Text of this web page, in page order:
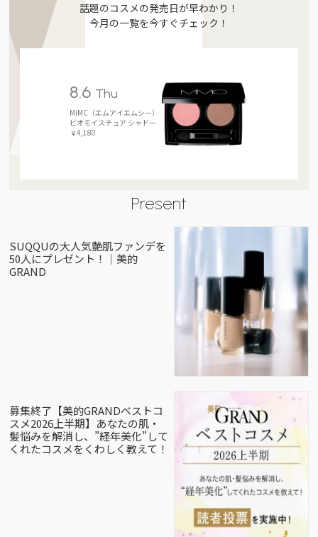
話題のコスメの発売日が早わかり！
今月の一覧を今すぐチェック！
8.6 Thu
MiMC（エムアイエムシー）
ビオモイスチュア シャドー
￥4,180
Present
SUQQUの大人気艶肌ファンデを
50人にプレゼント！｜美的
GRAND
募集終了【美的GRANDベストコ
スメ2026上半期】あなたの肌・
髪悩みを解消し、”経年美化”して
くれたコスメをくわしく教えて！